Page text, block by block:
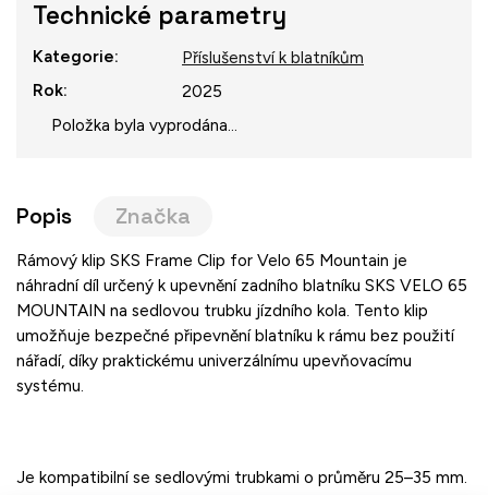
Technické parametry
Kategorie:
Příslušenství k blatníkům
Rok:
2025
Položka byla vyprodána…
Popis Značka
Rámový klip SKS Frame Clip for Velo 65 Mountain je
náhradní díl určený k upevnění zadního blatníku SKS VELO 65
MOUNTAIN na sedlovou trubku jízdního kola. Tento klip
umožňuje bezpečné připevnění blatníku k rámu bez použití
nářadí, díky praktickému univerzálnímu upevňovacímu
systému.
Je kompatibilní se sedlovými trubkami o průměru 25–35 mm.